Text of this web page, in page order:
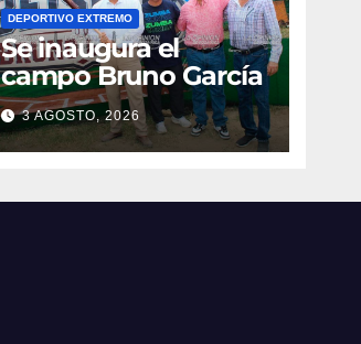
DEPORTIVO EXTREMO
Se inaugura el
campo Bruno García
3 AGOSTO, 2026